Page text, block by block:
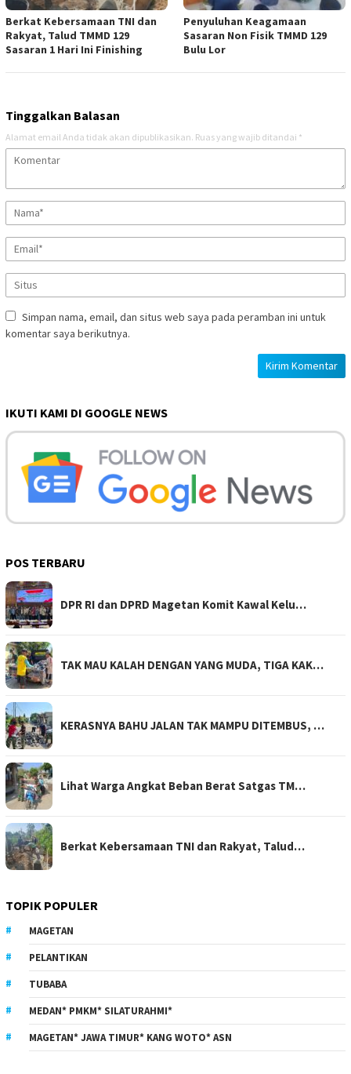
Berkat Kebersamaan TNI dan
Rakyat, Talud TMMD 129
Sasaran 1 Hari Ini Finishing
Penyuluhan Keagamaan
Sasaran Non Fisik TMMD 129
Bulu Lor
Tinggalkan Balasan
Alamat email Anda tidak akan dipublikasikan. Ruas yang wajib ditandai *
Simpan nama, email, dan situs web saya pada peramban ini untuk
komentar saya berikutnya.
IKUTI KAMI DI GOOGLE NEWS
POS TERBARU
DPR RI dan DPRD Magetan Komit Kawal Kelu…
TAK MAU KALAH DENGAN YANG MUDA, TIGA KAK…
KERASNYA BAHU JALAN TAK MAMPU DITEMBUS, …
Lihat Warga Angkat Beban Berat Satgas TM…
Berkat Kebersamaan TNI dan Rakyat, Talud…
TOPIK POPULER
MAGETAN
PELANTIKAN
TUBABA
MEDAN* PMKM* SILATURAHMI*
MAGETAN* JAWA TIMUR* KANG WOTO* ASN